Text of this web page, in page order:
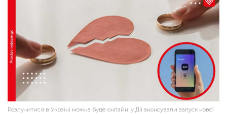
Розлучитися в Україні можна буде онлайн: у Дії анонсували запуск нової